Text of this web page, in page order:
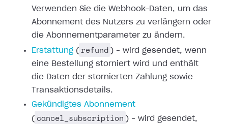
Verwenden Sie die Webhook-Daten, um das
Abonnement des Nutzers zu verlängern oder
die Abonnementparameter zu ändern.
Erstattung ( refund ) – wird gesendet, wenn
eine Bestellung storniert wird und enthält
die Daten der stornierten Zahlung sowie
Transaktionsdetails.
Gekündigtes Abonnement
( cancel_subscription ) – wird gesendet,